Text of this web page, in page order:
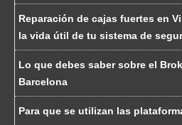
Reparación de cajas fuertes en
la vida útil de tu sistema de
Lo que debes saber sobre el
Barcelona
Para que se utilizan las